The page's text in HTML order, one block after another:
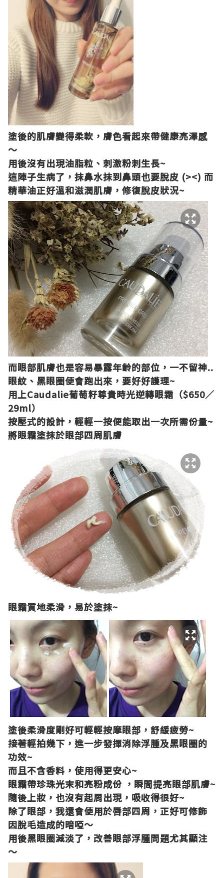
塗後的肌膚變得柔軟，膚色看起來帶健康亮澤感
～
用後沒有出現油脂粒 、 刺激粉刺生長~
這陣子生病了，抹鼻水抹到鼻頭也要脫皮 (><) 而
精華油正好溫和滋潤肌膚，修復脫皮狀況~
而眼部肌膚也是容易暴露年齡的部位，一不留神..
眼紋 、 黑眼圈便會跑出來，要好好護理~
用上Caudalie葡萄籽尊貴時光逆轉眼霜（$650／
29ml）
按壓式的設計，輕輕一按便能取出一次所需份量~
將眼霜塗抹於眼部四周肌膚
眼霜質地柔滑 ， 易於塗抹~
塗後柔滑度剛好可輕輕按摩眼部 ， 舒緩疲勞~
接著輕拍幾下，進一步發揮消除浮腫及黑眼圈的
功效~
而且不含香料 ， 使用得更安心~
眼霜帶珍珠光末和亮粉成份 ，瞬間提亮眼部肌膚~
隨後上妝 ， 也沒有起屑出現 ， 吸收得很好~
除了眼部，我還會便用於唇部四周，正好可修飾
因脫毛造成的暗啞～
用後黑眼圈減淡了，改善眼部浮腫問題尤其顯注
～